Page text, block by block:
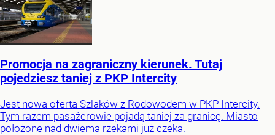
Promocja na zagraniczny kierunek. Tutaj
pojedziesz taniej z PKP Intercity
Jest nowa oferta Szlaków z Rodowodem w PKP Intercity.
Tym razem pasażerowie pojadą taniej za granicę. Miasto
położone nad dwiema rzekami już czeka.